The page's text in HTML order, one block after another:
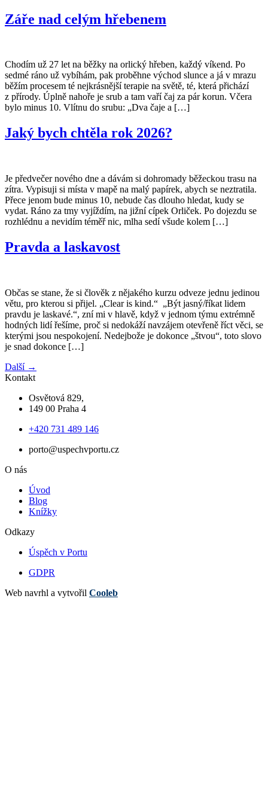
Záře nad celým hřebenem
Chodím už 27 let na běžky na orlický hřeben, každý víkend. Po
sedmé ráno už vybíhám, pak proběhne východ slunce a já v mrazu
běžím procesem té nejkrásnější terapie na světě, té, která přichází
z přírody. Úplně nahoře je srub a tam vaří čaj za pár korun. Včera
bylo minus 10. Vlítnu do srubu: „Dva čaje a […]
Jaký bych chtěla rok 2026?
Je předvečer nového dne a dávám si dohromady běžeckou trasu na
zítra. Vypisuji si místa v mapě na malý papírek, abych se neztratila.
Přece jenom bude minus 10, nebude čas dlouho hledat, kudy se
vydat. Ráno za tmy vyjíždím, na jižní cípek Orliček. Po dojezdu se
rozhlédnu a nevidím téměř nic, mlha sedí všude kolem […]
Pravda a laskavost
Občas se stane, že si člověk z nějakého kurzu odveze jednu jedinou
větu, pro kterou si přijel. „Clear is kind.“ „Být jasný/říkat lidem
pravdu je laskavé.“, zní mi v hlavě, když v jednom týmu extrémně
hodných lidí řešíme, proč si nedokáží navzájem otevřeně říct věci, se
kterými jsou nespokojení. Nedejbože je dokonce „štvou“, toto slovo
je snad dokonce […]
Další →
Kontakt
Osvětová 829,
149 00 Praha 4
+420 731 489 146
porto@uspechvportu.cz
O nás
Úvod
Blog
Knížky
Odkazy
Úspěch v Portu
GDPR
Web navrhl a vytvořil Cooleb